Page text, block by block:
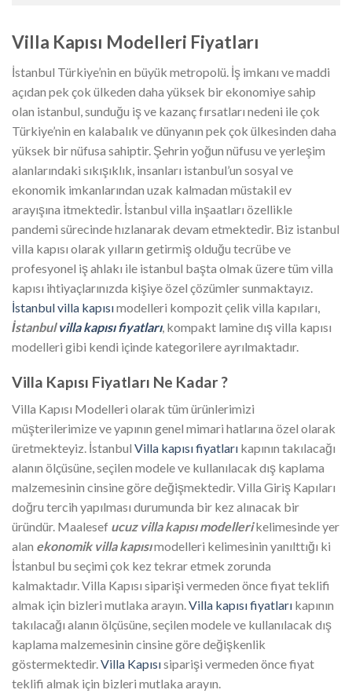
Villa Kapısı Modelleri Fiyatları
İstanbul Türkiye’nin en büyük metropolü. İş imkanı ve maddi
açıdan pek çok ülkeden daha yüksek bir ekonomiye sahip
olan istanbul, sunduğu iş ve kazanç fırsatları nedeni ile çok
Türkiye’nin en kalabalık ve dünyanın pek çok ülkesinden daha
yüksek bir nüfusa sahiptir. Şehrin yoğun nüfusu ve yerleşim
alanlarındaki sıkışıklık, insanları istanbul’un sosyal ve
ekonomik imkanlarından uzak kalmadan müstakil ev
arayışına itmektedir. İstanbul villa inşaatları özellikle
pandemi sürecinde hızlanarak devam etmektedir. Biz istanbul
villa kapısı olarak yılların getirmiş olduğu tecrübe ve
profesyonel iş ahlakı ile istanbul başta olmak üzere tüm villa
kapısı ihtiyaçlarınızda kişiye özel çözümler sunmaktayız.
İstanbul villa kapısımodelleri kompozit çelik villa kapıları,
İstanbulvilla kapısı fiyatları, kompakt lamine dış villa kapısı
modelleri gibi kendi içinde kategorilere ayrılmaktadır.
Villa Kapısı Fiyatları Ne Kadar ?
Villa Kapısı Modelleri olarak tüm ürünlerimizi
müşterilerimize ve yapının genel mimari hatlarına özel olarak
üretmekteyiz. İstanbul Villa kapısı fiyatları kapının takılacağı
alanın ölçüsüne, seçilen modele ve kullanılacak dış kaplama
malzemesinin cinsine göre değişmektedir. Villa Giriş Kapıları
doğru tercih yapılması durumunda bir kez alınacak bir
üründür. Maalesef ucuz villa kapısı modellerikelimesinde yer
alan ekonomik villa kapısımodelleri kelimesinin yanılttığı ki
İstanbul bu seçimi çok kez tekrar etmek zorunda
kalmaktadır. Villa Kapısı siparişi vermeden önce fiyat teklifi
almak için bizleri mutlaka arayın.Villa kapısı fiyatları kapının
takılacağı alanın ölçüsüne, seçilen modele ve kullanılacak dış
kaplama malzemesinin cinsine göre değişkenlik
göstermektedir.Villa Kapısısiparişi vermeden önce fiyat
teklifi almak için bizleri mutlaka arayın.